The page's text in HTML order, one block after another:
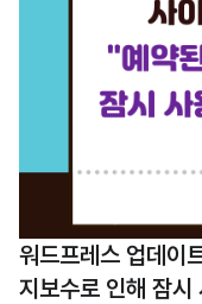
워드프레스 업데이
지보수로 인해 잠시